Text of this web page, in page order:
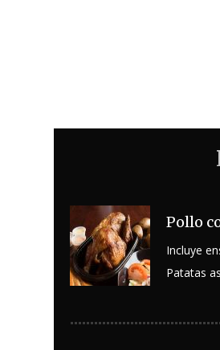
Pollo
Incluye
Patatas